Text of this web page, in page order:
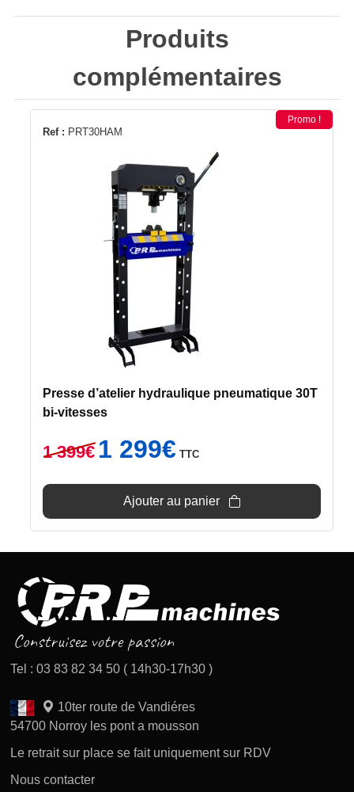
Produits
complémentaires
Ref : PRT30HAM
Promo !
Presse d’atelier hydraulique pneumatique 30T
bi-vitesses
1 399€
Le
prix
était :
399€.
1 299€prix
est :
299€.
TTC
Ajouter au panier
Tel : 03 83 82 34 50 ( 14h30-17h30 )
10ter route de Vandiéres
54700 Norroy les pont a mousson
Le retrait sur place se fait uniquement sur RDV
Nous contacter